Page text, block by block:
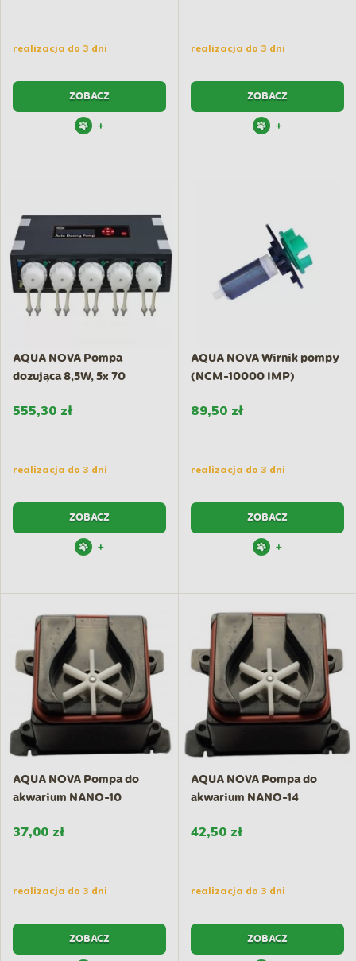
realizacja do 3 dni
ZOBACZ
+
realizacja do 3 dni
ZOBACZ
+
AQUA NOVA Pompa
dozująca 8,5W, 5x 70
555,30 zł
realizacja do 3 dni
ZOBACZ
+
AQUA NOVA Wirnik pompy
(NCM-10000 IMP)
89,50 zł
realizacja do 3 dni
ZOBACZ
+
AQUA NOVA Pompa do
akwarium NANO-10
37,00 zł
realizacja do 3 dni
ZOBACZ
AQUA NOVA Pompa do
akwarium NANO-14
42,50 zł
realizacja do 3 dni
ZOBACZ